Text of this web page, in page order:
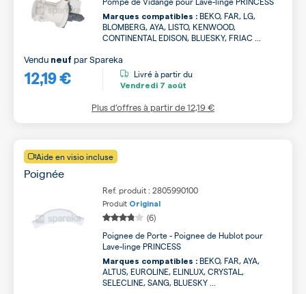
Marques compatibles : BEKO, FAR, LG,
BLOMBERG, AYA, LISTO, KENWOOD,
CONTINENTAL EDISON, BLUESKY, FRIAC ...
12,19 €
Vendu neuf parSpareka
Livré à partir du
Vendredi 7 août
Plus d’offres à partir de12,19 €
Aide en visio incluse
Poignée
Ref. produit : 2805990100
Produit Original
(6)
Poignee de Porte - Poignee de Hublot pour
Lave-linge PRINCESS
Marques compatibles : BEKO, FAR, AYA,
ALTUS, EUROLINE, ELINLUX, CRYSTAL,
SELECLINE, SANG, BLUESKY ...